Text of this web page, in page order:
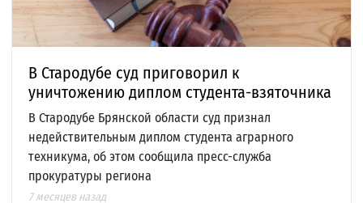
В Стародубе суд приговорил к
уничтожению диплом студента-взяточника
В Стародубе Брянской области суд признал
недействительным диплом студента аграрного
техникума, об этом сообщила пресс-служба
прокуратуры региона
7 месяцев назад